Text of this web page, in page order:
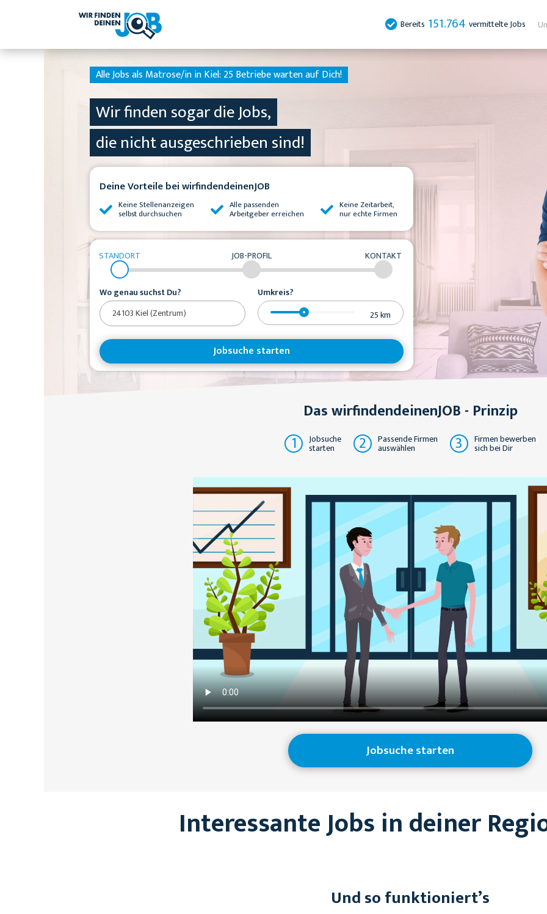
Bereits 151.764 vermittelte Jobs
Alle Jobs als Matrose/in in Kiel: 25 Betriebe warten auf Dich!
Wir finden sogar die Jobs,
die nicht ausgeschrieben sind!
Deine Vorteile bei wirfindendeinenJOB
Keine Stellenanzeigen
selbst durchsuchen
Alle passenden
Arbeitgeber erreichen
Keine Zeitarbeit,
nur echte Firmen
STANDORT JOB-PROFIL KONTAKT
Wo genau suchst Du?
Umkreis?
25km
Jobsuche starten
Das wirfindendeinenJOB - Prinzip
1
Jobsuche
starten 2 Passende Firmen
auswählen 3 Firmen bewerben
sich bei Dir
Jobsuche starten
Interessante Jobs in deiner
Und so funktioniert’s